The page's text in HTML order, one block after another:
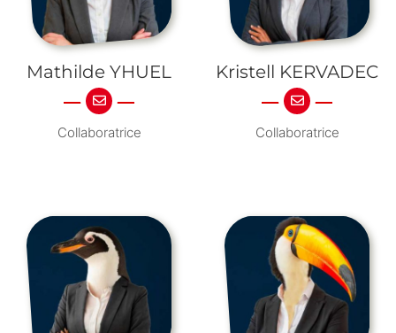
Mathilde YHUEL
Collaboratrice
Kristell KERVADEC
Collaboratrice